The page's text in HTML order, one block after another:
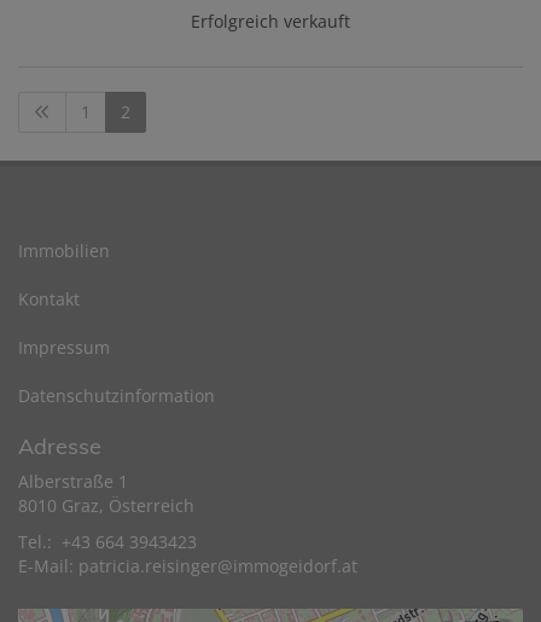
Erfolgreich verkauft
1 2
Immobilien
Kontakt
Impressum
Datenschutzinformation
Adresse
Alberstraße 1
8010 Graz, Österreich
Tel.: +43 664 3943423
E-Mail: patricia.reisinger@immogeidorf.at